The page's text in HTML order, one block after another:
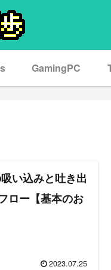
GamingPC
い込みと吐き出
ロー【基本のお
2023.07.25